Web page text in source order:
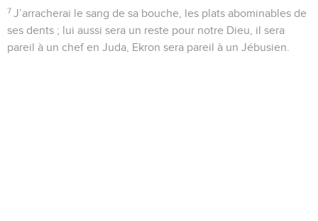
7 J’arracherai le sang de sa bouche, les plats abominables de
ses dents ; lui aussi sera un reste pour notre Dieu, il sera
pareil à un chef en Juda, Ekron sera pareil à un Jébusien.